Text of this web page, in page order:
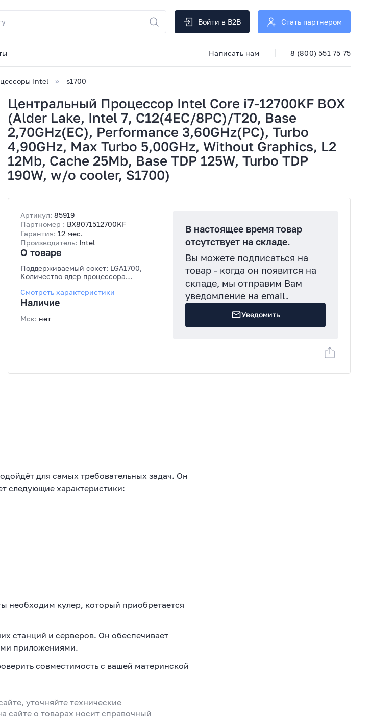
Войти в B2B Стать партнером
Написать нам 8 (800) 551 75 75
Intel s1700
Центральный Процессор Intel Core i7-12700KF BOX
(Alder Lake, Intel 7, C12(4EC/8PC)/T20, Base
2,70GHz(EC), Performance 3,60GHz(PC), Turbo
4,90GHz, Max Turbo 5,00GHz, Without Graphics, L2
12Mb, Cache 25Mb, Base TDP 125W, Turbo TDP
190W, w/o cooler, S1700)
Артикул: 85919
Партномер : BX8071512700KF
Гарантия: 12 мес.
Производитель: Intel
О товаре
Поддерживаемый сокет: LGA1700,
Количество ядер процессора
Встроенное графическое ядро:
Нет, Вид поставки: Box without Fan
& Heatsink
Смотреть характеристики
Наличие
Мск: нет
В настоящее время товар
отсутствует на складе.
Вы можете подписаться на
товар - когда он появится на
складе, мы отправим Вам
уведомление на email.
Уведомить
для самых требовательных задач. Он
следующие характеристики:
необходим кулер, который приобретается
станций и серверов. Он обеспечивает
приложениями.
совместимость с вашей материнской
уточняйте технические
сайте о товарах носит справочный